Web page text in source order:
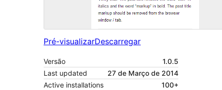
Pré-visualizarDescarregar
Versão
1.0.5
Last updated
27 de Março de 2014
Active installations
100+